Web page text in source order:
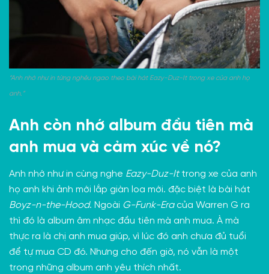
“Anh nhớ như in từng nghêu ngao theo bài hát Eazy-Duz-It trong xe của anh họ
anh.”
Anh còn nhớ album đầu tiên mà
anh mua và cảm xúc về nó?
Anh nhớ như in cùng nghe Eazy-Duz-Ittrong xe của anh
họ anh khi ảnh mới lắp giàn loa mới. đặc biệt là bài hát
Boyz-n-the-Hood. Ngoài G-Funk-Eracủa Warren G ra
thì đó là album âm nhạc đầu tiên mà anh mua. À mà
thực ra là chị anh mua giúp, vì lúc đó anh chưa đủ tuổi
để tự mua CD đó. Nhưng cho đến giờ, nó vẫn là một
trong những album anh yêu thích nhất.